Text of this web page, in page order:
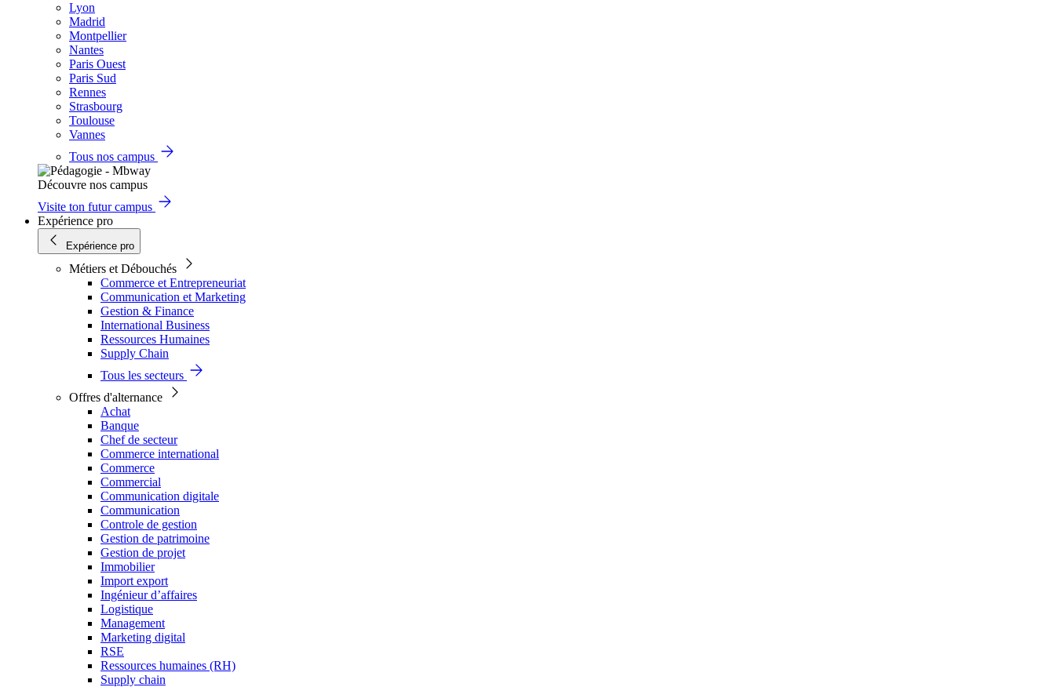
Lyon
Madrid
Montpellier
Nantes
Paris Ouest
Paris Sud
Rennes
Strasbourg
Toulouse
Vannes
Tous nos campus
Découvre nos campus
Visite ton futur campus
Expérience pro
Expérience pro
Métiers et Débouchés
Commerce et Entrepreneuriat
Communication et Marketing
Gestion & Finance
International Business
Ressources Humaines
Supply Chain
Tous les secteurs
Offres d'alternance
Achat
Banque
Chef de secteur
Commerce international
Commerce
Commercial
Communication digitale
Communication
Controle de gestion
Gestion de patrimoine
Gestion de projet
Immobilier
Import export
Ingénieur d’affaires
Logistique
Management
Marketing digital
RSE
Ressources humaines (RH)
Supply chain